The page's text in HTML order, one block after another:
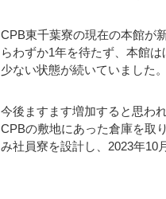
CPB東千葉寮の現在の本館が
らわずか1年を待たず、本館
少ない状態が続いていました。
今後ますます増加すると思わ
CPBの敷地にあった倉庫を取
み社員寮を設計し、2023年10